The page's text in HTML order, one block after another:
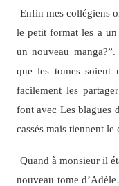
Enfin mes collégiens
le petit format les a un
un nouveau
que les tomes soient
facilement les
font avec Les blagues
cassés mais tiennent
Quand à monsieur il
nouveau tome